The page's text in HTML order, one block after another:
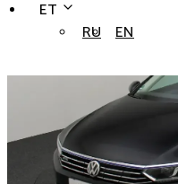
ET
RU
EN